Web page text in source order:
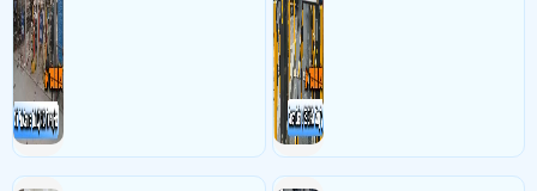
A8124N2-VN,ổ cứng 2T tsb dss,2 cam IPC-S2XP-10M0WED (không ke L
dô tường)
- Khách Lắp Camera cô Hoa
Địa điểm lăp đặt camera 314 Cao Đạt, p.
Chợ Quán, q.5 C.c Phúc Thịnh Sử dụng
Dịch vụ camera quan sát
imou IPC-A32EP,1 thẻ 32Gb my